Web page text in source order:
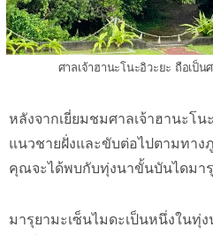
ศาลเจ้าฮานะโนะอิวะยะ ถือเป็
หลังจากเยี่ยมชมศาลเจ้าฮานะโ
แนวชายฝั่งและขับต่อไปตามทาง
คุณจะได้พบกับทุ่งนาขั้นบันไดมารุ
มารุยามะเซ็นไมดะเป็นหนึ่งใน